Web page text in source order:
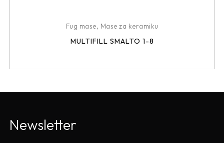
Fug mase, Mase za keramiku
MULTIFILL SMALTO 1-8
Newsletter